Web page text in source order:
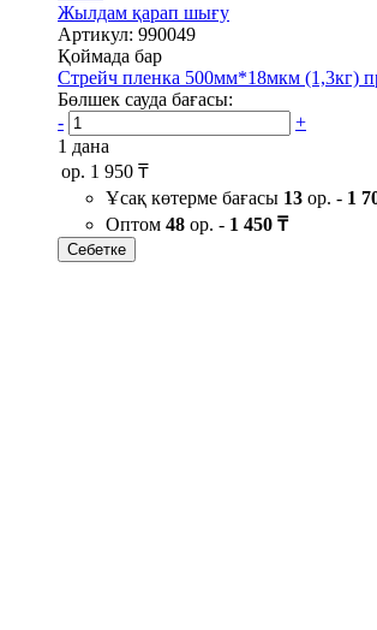
Жылдам қарап шығу
Артикул: 990049
Қоймада бар
Стрейч пленка 500мм*18мкм (1,3кг)
Бөлшек сауда бағасы:
-
+
1 дана
ор. 1 950 ₸
Ұсақ көтерме бағасы 13 ор. - 1
Оптом 48 ор. - 1 450 ₸
Себетке